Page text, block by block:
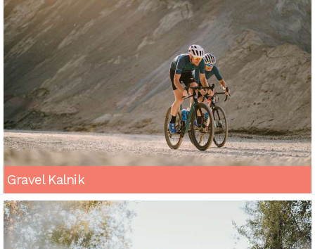
Gravel Kalnik